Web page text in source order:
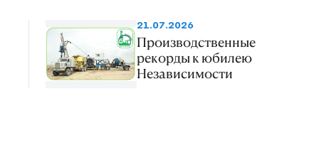
21.07.2026
Производственные
рекорды к юбилею
Независимости